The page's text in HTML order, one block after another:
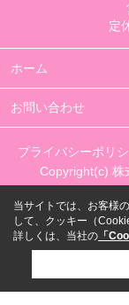
定
ホーム
お問い合わせ
プライバシーポリ
Copyright(c) 株
当サイトでは、お客様
して、クッキー（
詳しくは、当社の 「